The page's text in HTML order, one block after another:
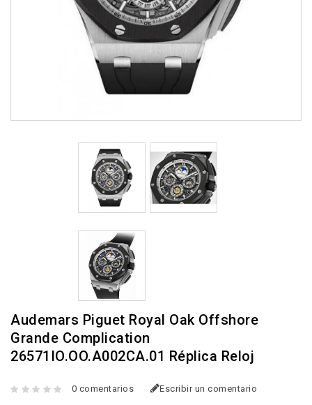
Audemars Piguet Royal Oak Offshore
Grande Complication
26571IO.OO.A002CA.01 Réplica Reloj
0 comentarios Escribir un comentario